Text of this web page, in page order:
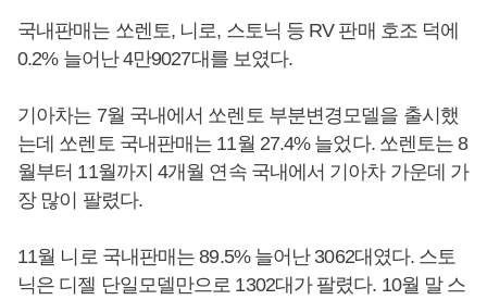
국내판매는 쏘렌토, 니로, 스토닉 등 RV 판매 호조 덕에
0.2% 늘어난 4만9027대를 보였다.
기아차는 7월 국내에서 쏘렌토 부분변경모델을 출시했
는데 쏘렌토 국내판매는 11월 27.4% 늘었다. 쏘렌토는 8
월부터 11월까지 4개월 연속 국내에서 기아차 가운데 가
장 많이 팔렸다.
11월 니로 국내판매는 89.5% 늘어난 3062대였다. 스토
닉은 디젤 단일모델만으로 1302대가 팔렸다. 10월 말 스